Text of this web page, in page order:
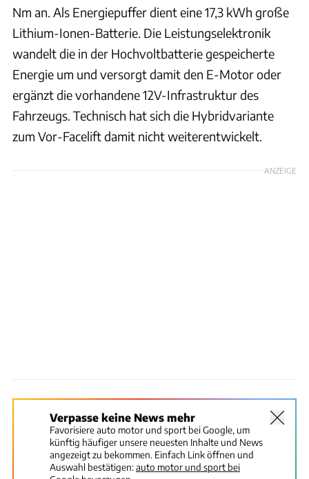
Nm an. Als Energiepuffer dient eine 17,3 kWh große
Lithium-Ionen-Batterie. Die Leistungselektronik
wandelt die in der Hochvoltbatterie gespeicherte
Energie um und versorgt damit den E-Motor oder
ergänzt die vorhandene 12V-Infrastruktur des
Fahrzeugs. Technisch hat sich die Hybridvariante
zum Vor-Facelift damit nicht weiterentwickelt.
ANZEIGE
Verpasse keine News mehr
Favorisiere auto motor und sport bei Google, um
künftig häufiger unsere neuesten Inhalte und News
angezeigt zu bekommen. Einfach Link öffnen und
Auswahl bestätigen:auto motor und sport bei